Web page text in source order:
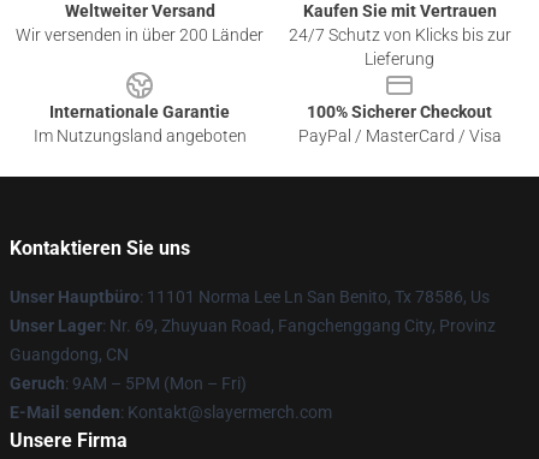
Weltweiter Versand
Wir versenden in über 200 Länder
Kaufen Sie mit Vertrauen
24/7 Schutz von Klicks bis zur
Lieferung
Internationale Garantie
Im Nutzungsland angeboten
100% Sicherer Checkout
PayPal / MasterCard / Visa
Kontaktieren Sie uns
Unser Hauptbüro: 11101 Norma Lee Ln San Benito, Tx 78586, Us
Unser Lager: Nr. 69, Zhuyuan Road, Fangchenggang City, Provinz
Guangdong, CN
Geruch: 9AM – 5PM (Mon – Fri)
E-Mail senden: Kontakt@slayermerch.com
Unsere Firma